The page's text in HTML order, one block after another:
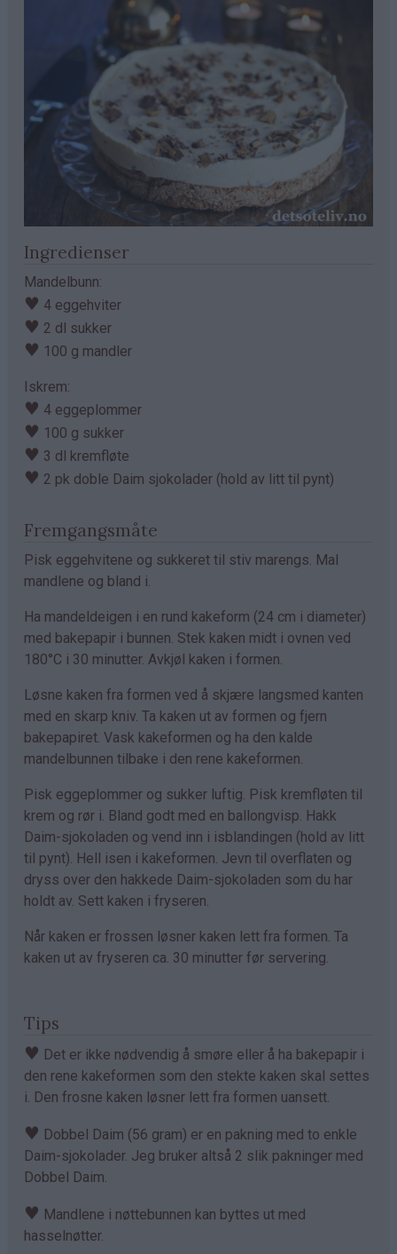
Ingredienser
Mandelbunn:
♥ 4 eggehviter
♥ 2 dl sukker
♥ 100 g mandler
Iskrem:
♥ 4 eggeplommer
♥ 100 g sukker
♥ 3 dl kremfløte
♥ 2 pk doble Daim sjokolader (hold av litt til pynt)
Fremgangsmåte
Pisk eggehvitene og sukkeret til stiv marengs. Mal
mandlene og bland i.
Ha mandeldeigen i en rund kakeform (24 cm i diameter)
med bakepapir i bunnen. Stek kaken midt i ovnen ved
180°C i 30 minutter. Avkjøl kaken i formen.
Løsne kaken fra formen ved å skjære langsmed kanten
med en skarp kniv. Ta kaken ut av formen og fjern
bakepapiret. Vask kakeformen og ha den kalde
mandelbunnen tilbake i den rene kakeformen.
Pisk eggeplommer og sukker luftig. Pisk kremfløten til
krem og rør i. Bland godt med en ballongvisp. Hakk
Daim-sjokoladen og vend inn i isblandingen (hold av litt
til pynt). Hell isen i kakeformen. Jevn til overflaten og
dryss over den hakkede Daim-sjokoladen som du har
holdt av. Sett kaken i fryseren.
Når kaken er frossen løsner kaken lett fra formen. Ta
kaken ut av fryseren ca. 30 minutter før servering.
Tips
♥ Det er ikke nødvendig å smøre eller å ha bakepapir i
den rene kakeformen som den stekte kaken skal settes
i. Den frosne kaken løsner lett fra formen uansett.
♥ Dobbel Daim (56 gram) er en pakning med to enkle
Daim-sjokolader. Jeg bruker altså 2 slik pakninger med
Dobbel Daim.
♥ Mandlene i nøttebunnen kan byttes ut med
hasselnøtter.